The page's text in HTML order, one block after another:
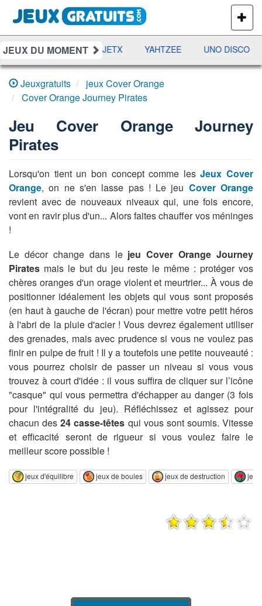
PLUS
DE
JEUX
JEUX DU MOMENT
DAMES RAMI JETX YAHTZEE UNO DISCO
Jeuxgratuits
jeux Cover Orange
Cover Orange Journey Pirates
Jeu Cover Orange Journey
Pirates
Lorsqu'on tient un bon concept comme lesJeux Cover
Orange, on ne s'en lasse pas ! Le jeu Cover Orange
revient avec de nouveaux niveaux qui, une fois encore,
vont en ravir plus d'un... Alors faites chauffer vos méninges
!
Le décor change dans le jeu Cover Orange Journey
Pirates mais le but du jeu reste le même : protéger vos
chères oranges d'un orage violent et meurtrier... À vous de
positionner idéalement les objets qui vous sont proposés
(en haut à gauche de l'écran) pour mettre votre petit héros
à l'abri de la pluie d'acier ! Vous devrez également utiliser
des grenades, mais avec prudence si vous ne voulez pas
finir en pulpe de fruit ! Il y a toutefois une petite nouveauté :
vous pourrez choisir de passer un niveau si vous vous
trouvez à court d'idée : il vous suffira de cliquer sur l’icône
"casque" qui vous permettra d'échapper au danger (3 fois
pour l'intégralité du jeu). Réfléchissez et agissez pour
chacun des24 casse-têtes qui vous sont soumis. Vitesse
et efficacité seront de rigueur si vous voulez faire le
meilleur score possible !
jeux d'équilibre jeux de boules jeux de destruction